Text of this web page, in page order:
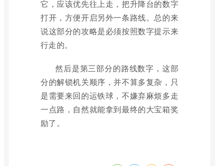
它，应该优先往上走，把升降台的数字
打开，方便开启另外一条路线。总的来
说这部分的攻略是必须按照数字提示来
行走的。
然后是第三部分的路线数字，这部
分的解锁机关顺序，并不算多复杂，只
是需要来回的运铁球，不嫌弃麻烦多走
一点路，自然就能拿到最终的大宝箱奖
励了。